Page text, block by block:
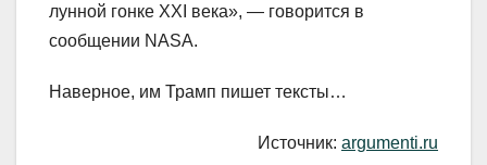
лунной гонке XXI века», — говорится в
сообщении NASA.
Наверное, им Трамп пишет тексты…
Источник: argumenti.ru